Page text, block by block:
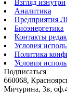
Взгляд изнутри
Аналитика
Предприятия
Биоэнергетика
Контакты
Условия
Политика
Условия
Подписаться
660068,
Мичурина, 3в,